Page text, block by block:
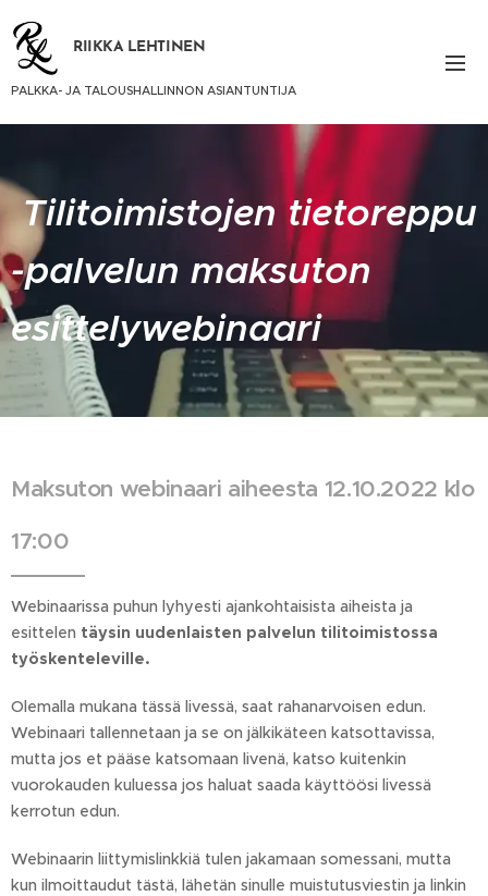
RIIKKA LEHTINEN
PALKKA- JA TALOUSHALLINNON ASIANTUNTIJA
Tilitoimistojen tietoreppu
-palvelun maksuton
esittelywebinaari
Maksuton webinaari aiheesta 12.10.2022 klo
17:00
Webinaarissa puhun lyhyesti ajankohtaisista aiheista ja
esittelen täysin uudenlaisten palvelun tilitoimistossa
työskenteleville.
Olemalla mukana tässä livessä, saat rahanarvoisen edun.
Webinaari tallennetaan ja se on jälkikäteen katsottavissa,
mutta jos et pääse katsomaan livenä, katso kuitenkin
vuorokauden kuluessa jos haluat saada käyttöösi livessä
kerrotun edun.
Webinaarin liittymislinkkiä tulen jakamaan somessani, mutta
kun ilmoittaudut tästä, lähetän sinulle muistutusviestin ja linkin